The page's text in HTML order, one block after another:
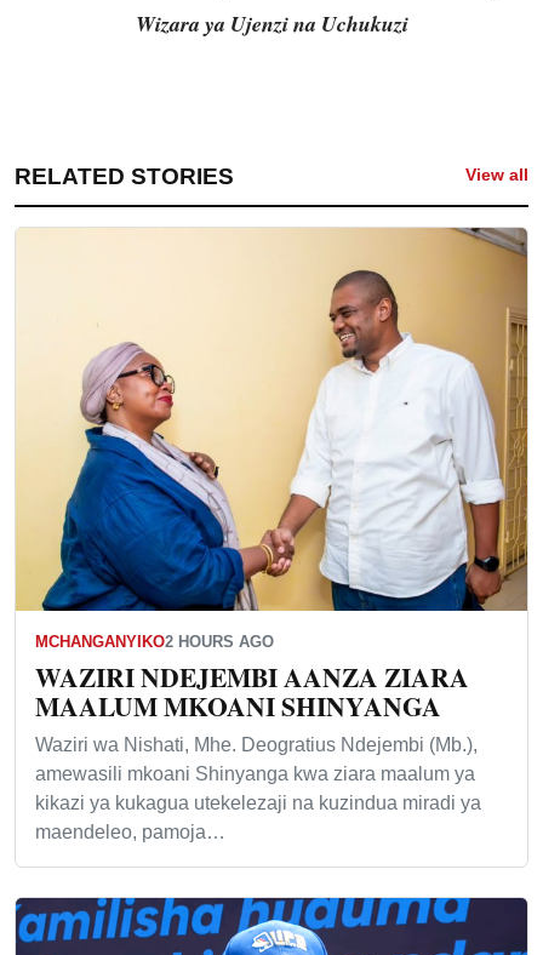
Wizara ya Ujenzi na Uchukuzi
RELATED STORIES View all
MCHANGANYIKO2 HOURS AGO
WAZIRI NDEJEMBI AANZA ZIARA
MAALUM MKOANI SHINYANGA
Waziri wa Nishati, Mhe. Deogratius Ndejembi (Mb.),
amewasili mkoani Shinyanga kwa ziara maalum ya
kikazi ya kukagua utekelezaji na kuzindua miradi ya
maendeleo, pamoja…